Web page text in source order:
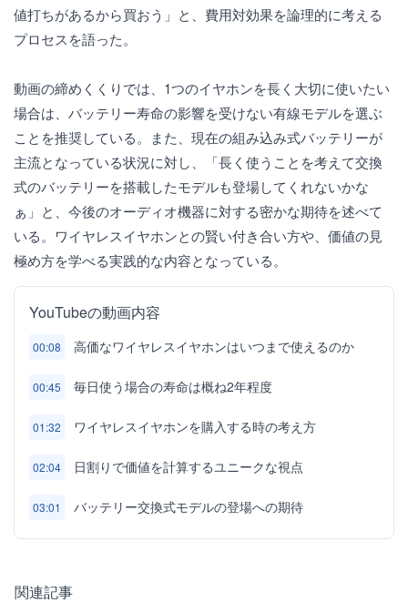
値打ちがあるから買おう」と、費用対効果を論理的に考える
プロセスを語った。
動画の締めくくりでは、1つのイヤホンを長く大切に使いたい
場合は、バッテリー寿命の影響を受けない有線モデルを選ぶ
ことを推奨している。また、現在の組み込み式バッテリーが
主流となっている状況に対し、「長く使うことを考えて交換
式のバッテリーを搭載したモデルも登場してくれないかな
ぁ」と、今後のオーディオ機器に対する密かな期待を述べて
いる。ワイヤレスイヤホンとの賢い付き合い方や、価値の見
極め方を学べる実践的な内容となっている。
YouTubeの動画内容
00:08 高価なワイヤレスイヤホンはいつまで使えるのか
00:45 毎日使う場合の寿命は概ね2年程度
01:32 ワイヤレスイヤホンを購入する時の考え方
02:04 日割りで価値を計算するユニークな視点
03:01 バッテリー交換式モデルの登場への期待
関連記事